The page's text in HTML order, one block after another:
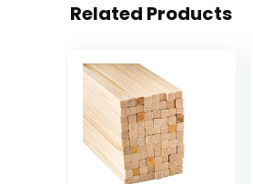
Related Products